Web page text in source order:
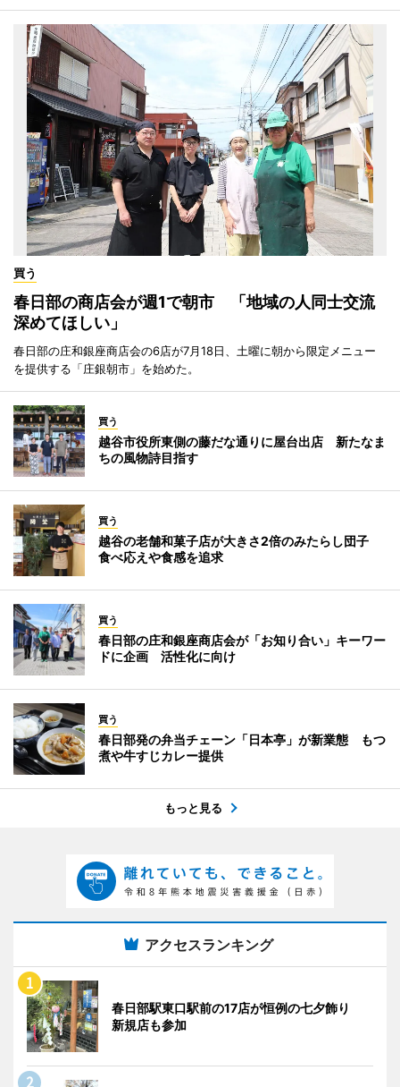
買う
春日部の商店会が週1で朝市 「地域の人同士交流
深めてほしい」
春日部の庄和銀座商店会の6店が7月18日、土曜に朝から限定メニュー
を提供する「庄銀朝市」を始めた。
買う
越谷市役所東側の藤だな通りに屋台出店 新たなま
ちの風物詩目指す
買う
越谷の老舗和菓子店が大きさ2倍のみたらし団子
食べ応えや食感を追求
買う
春日部の庄和銀座商店会が「お知り合い」キーワー
ドに企画 活性化に向け
買う
春日部発の弁当チェーン「日本亭」が新業態 もつ
煮や牛すじカレー提供
もっと見る
アクセスランキング
春日部駅東口駅前の17店が恒例の七夕飾り
新規店も参加